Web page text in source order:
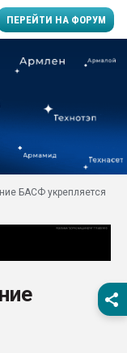
ПЕРЕЙТИ НА ФОРУМ
заводу пластмасс"
Помощь в подборе
Вакуум-формовочные
первый план в
БАСФ укрепляется